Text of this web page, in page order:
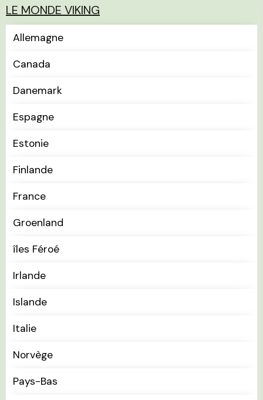
LE MONDE VIKING
Allemagne
Canada
Danemark
Espagne
Estonie
Finlande
France
Groenland
îles Féroé
Irlande
Islande
Italie
Norvège
Pays-Bas